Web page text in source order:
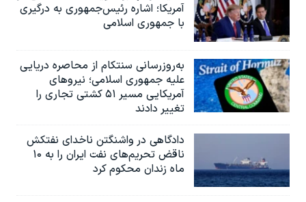
آمریکا؛ اشاره رئیس‌جمهوری به درگیری
با جمهوری اسلامی
به‌روزرسانی سنتکام از محاصره دریایی
علیه جمهوری اسلامی؛ نیروهای
آمریکایی مسیر ۵۱ کشتی تجاری را
تغییر دادند
دادگاهی در واشنگتن ناخدای نفتکش
ناقض تحریم‌های نفت ایران را به ۱۰
ماه زندان محکوم کرد